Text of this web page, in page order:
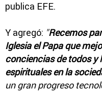
publica EFE.
Y agregó: "Recemos
Iglesia el Papa que
conciencias de todos y
espirituales en la
un gran progreso